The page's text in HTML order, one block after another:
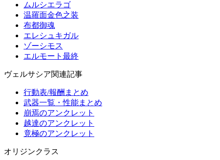
ムルシエラゴ
温羅面金色之装
布都御魂
エレシュキガル
ゾーシモス
エルモート最終
ヴェルサシア関連記事
行動表/報酬まとめ
武器一覧・性能まとめ
崩焉のアンクレット
越達のアンクレット
竟極のアンクレット
オリジンクラス